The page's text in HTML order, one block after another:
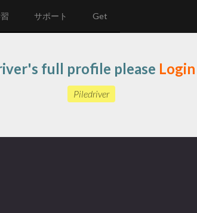
サポート Get
full profile please Login
Piledriver